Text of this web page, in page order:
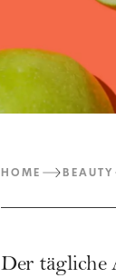
HOME BEAUTY
Der tägliche